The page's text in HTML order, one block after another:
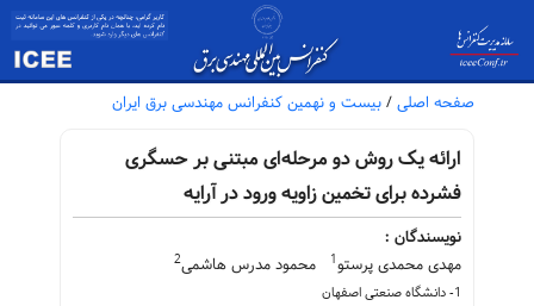
صفحه اصلی / بیست و نهمین کنفرانس مهندسی برق ایران
ارائه یک روش دو مرحله‌ای مبتنی بر حسگری
فشرده برای تخمین زاویه ورود در آرایه
نویسندگان :
مهدی محمدی پرستو1 محمود مدرس هاشمی2
1- دانشگاه صنعتی اصفهان